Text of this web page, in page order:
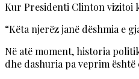
Kur Presidenti Clinton vizitoi
“Këta njerëz janë dëshmia e
Në atë moment, historia
dhe dashuria pa veprim është